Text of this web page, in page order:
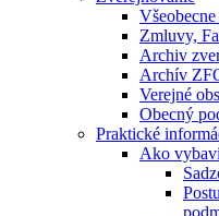
Zmluvy,
Archiv
Archív
Verejné
Obecný
Praktické
Ako